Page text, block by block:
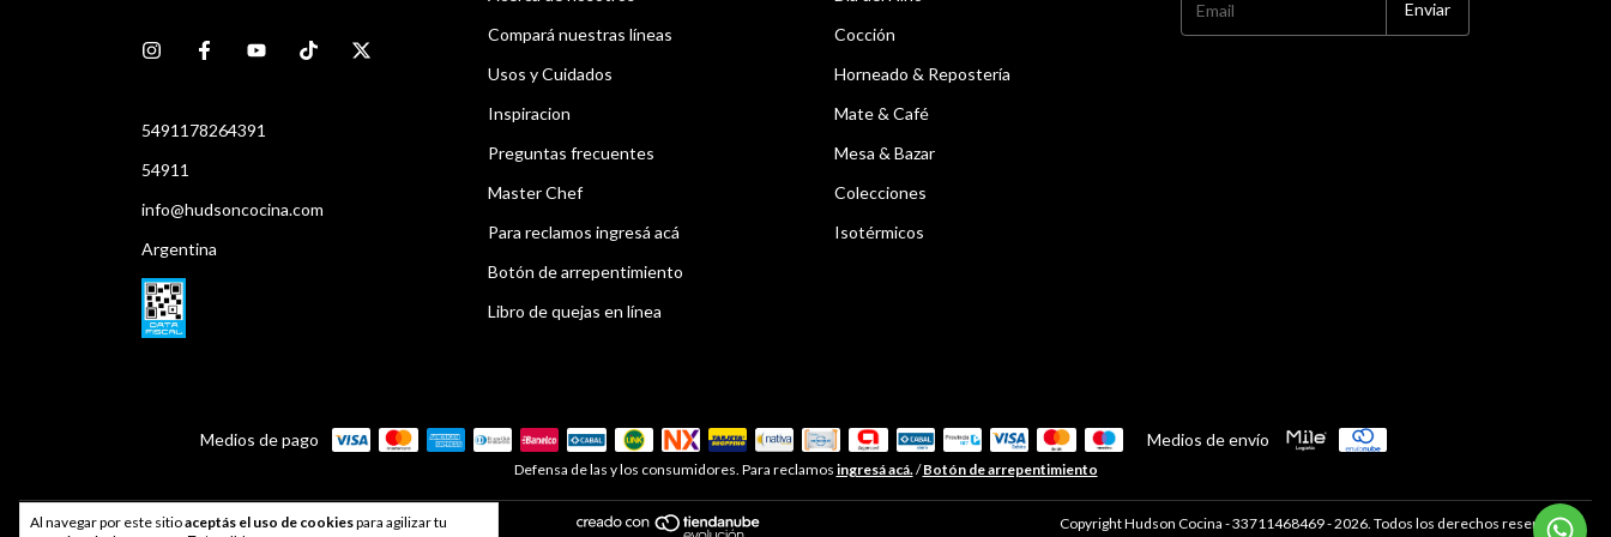
Al navegar por este sitioaceptás el uso de cookiespara agilizar tu
5491178264391
54911
info@hudsoncocina.com
Argentina
Compará nuestras líneas
Usos y Cuidados
Inspiracion
Preguntas frecuentes
Master Chef
Para reclamos ingresá acá
Botón de arrepentimiento
Libro de quejas en línea
Cocción
Horneado & Repostería
Mate & Café
Mesa & Bazar
Colecciones
Isotérmicos
Medios de pago Medios de envío
Defensa de las y los consumidores. Para reclamos ingresá acá. / Botón de arrepentimiento
Developed byIndex® Copyright Hudson Cocina - 33711468469 - 2026. Todos los derechos reservados.